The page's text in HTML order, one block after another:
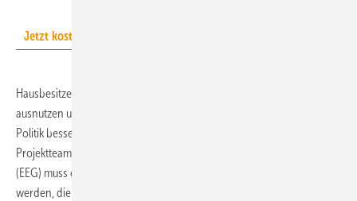
Jetzt kostenlos zum TGA-Newsletter anmelden!
Hausbesitzer sollten ihre Dachflächen möglichst vollständig
ausnutzen und viel Strom ins Netz einspeisen – doch dafür muss die
Politik bessere Rahmenbedingungen schaffen, fordert das
Projektteam in einem Policy Paper. „Im Erneuerbare-Energien-Gesetz
(EEG) muss eine höhere Einspeisevergütung für PV-Anlagen verankert
werden, die anteilig zum Eigenverbrauch genutzt werden. Auch nach